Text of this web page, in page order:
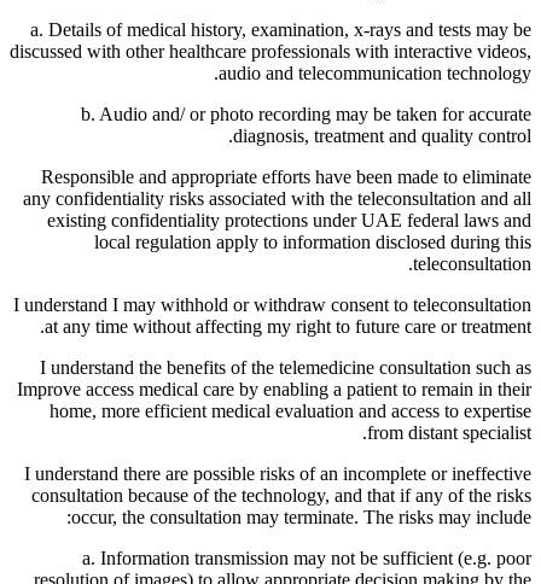
a. Details of medical history, examination, x-rays and tests may be
discussed with other healthcare professionals with interactive videos,
audio and telecommunication technology.
b. Audio and/ or photo recording may be taken for accurate
diagnosis, treatment and quality control.
Responsible and appropriate efforts have been made to eliminate
any confidentiality risks associated with the teleconsultation and all
existing confidentiality protections under UAE federal laws and
local regulation apply to information disclosed during this
teleconsultation.
I understand I may withhold or withdraw consent to teleconsultation
at any time without affecting my right to future care or treatment.
I understand the benefits of the telemedicine consultation such as
Improve access medical care by enabling a patient to remain in their
home, more efficient medical evaluation and access to expertise
from distant specialist.
I understand there are possible risks of an incomplete or ineffective
consultation because of the technology, and that if any of the risks
occur, the consultation may terminate. The risks may include:
a. Information transmission may not be sufficient (e.g. poor
resolution of images) to allow appropriate decision making by the